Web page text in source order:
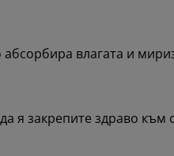
влагата и
я закрепите здраво към